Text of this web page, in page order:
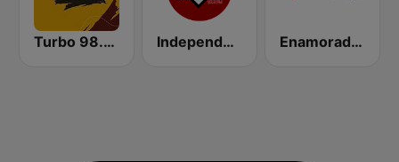
Turbo 98.3 FM Independencia FM Enamorada 99.9 FM